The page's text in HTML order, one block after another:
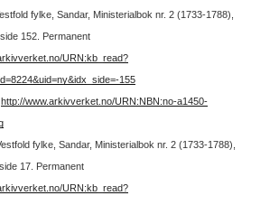
fylke, Sandar, Ministerialbok nr. 2 (1733-1788),
152. Permanent
URN:kb_read?
155
http://www.arkivverket.no/URN:NBN:no-a1450-
fylke, Sandar, Ministerialbok nr. 2 (1733-1788),
17. Permanent
URN:kb_read?